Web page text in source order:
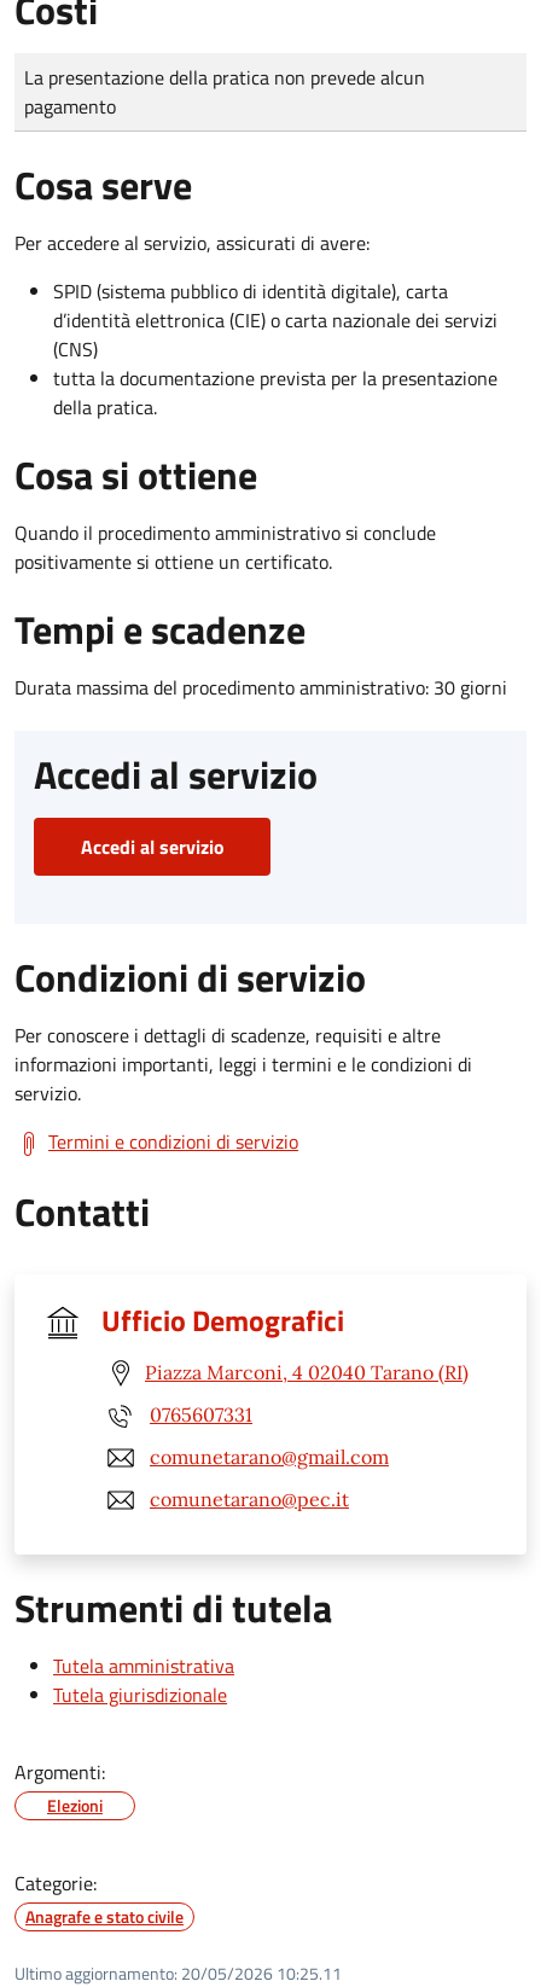
Tipo di pagamento
Importo
La presentazione della pratica non prevede alcun
pagamento
Cosa serve
Per accedere al servizio, assicurati di avere:
SPID (sistema pubblico di identità digitale), carta
d’identità elettronica (CIE) o carta nazionale dei servizi
(CNS)
tutta la documentazione prevista per la presentazione
della pratica.
Cosa si ottiene
Quando il procedimento amministrativo si conclude
positivamente si ottiene un certificato.
Tempi e scadenze
Durata massima del procedimento amministrativo: 30 giorni
Accedi al servizio
Accedi al servizio
Condizioni di servizio
Per conoscere i dettagli di scadenze, requisiti e altre
informazioni importanti, leggi i termini e le condizioni di
servizio.
Termini e condizioni di servizio
Contatti
Ufficio Demografici
Piazza Marconi, 4 02040 Tarano (RI)
0765607331
comunetarano@gmail.com
comunetarano@pec.it
Strumenti di tutela
Tutela amministrativa
Tutela giurisdizionale
Argomenti:
Elezioni
Categorie:
Anagrafe e stato civile
Ultimo aggiornamento: 20/05/2026 10:25.11